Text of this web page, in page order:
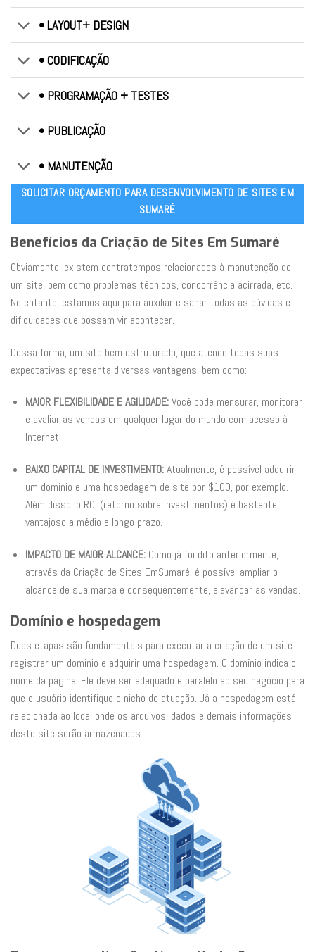
• LAYOUT+ DESIGN
• CODIFICAÇÃO
• PROGRAMAÇÃO + TESTES
• PUBLICAÇÃO
• MANUTENÇÃO
SOLICITAR ORÇAMENTO PARA DESENVOLVIMENTO DE SITES EM
SUMARÉ
Benefícios da Criação de Sites Em Sumaré
Obviamente, existem contratempos relacionados à manutenção de
um site, bem como problemas técnicos, concorrência acirrada, etc.
No entanto, estamos aqui para auxiliar e sanar todas as dúvidas e
dificuldades que possam vir acontecer.
Dessa forma, um site bem estruturado, que atende todas suas
expectativas apresenta diversas vantagens, bem como:
MAIOR FLEXIBILIDADE E AGILIDADE:Você pode mensurar, monitorar
e avaliar as vendas em qualquer lugar do mundo com acesso à
Internet.
BAIXO CAPITAL DE INVESTIMENTO:Atualmente, é possível adquirir
um domínio e uma hospedagem de site por $100, por exemplo.
Além disso, o ROI (retorno sobre investimentos) é bastante
vantajoso a médio e longo prazo.
IMPACTO DE MAIOR ALCANCE: Como já foi dito anteriormente,
através da Criação de Sites EmSumaré, é possível ampliar o
alcance de sua marca e consequentemente, alavancar as vendas.
Domínio e hospedagem
Duas etapas são fundamentais para executar a criação de um site:
registrar um domínio e adquirir uma hospedagem. O domínio indica o
nome da página. Ele deve ser adequado e paralelo ao seu negócio para
que o usuário identifique o nicho de atuação. Já a hospedagem está
relacionada ao local onde os arquivos, dados e demais informações
deste site serão armazenados.